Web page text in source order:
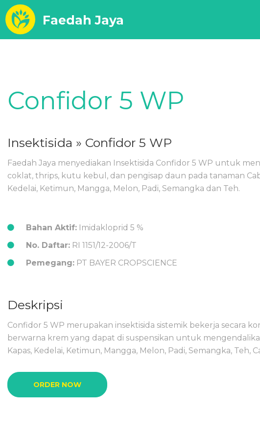
Faedah Jaya
Confidor 5 WP
Insektisida » Confidor 5 WP
Faedah Jaya menyediakan Insektisida Confidor 5 WP untuk
coklat, thrips, kutu kebul, dan pengisap daun pada tanaman
Kedelai, Ketimun, Mangga, Melon, Padi, Semangka dan Teh.
Bahan Aktif: Imidakloprid 5 %
No. Daftar: RI 1151/12-2006/T
Pemegang: PT BAYER CROPSCIENCE
Deskripsi
Confidor 5 WP merupakan insektisida sistemik bekerja secara
berwarna krem yang dapat di suspensikan untuk
Kapas, Kedelai, Ketimun, Mangga, Melon, Padi, Semangka, Teh,
ORDER NOW